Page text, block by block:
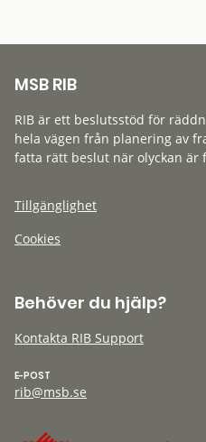
MSB RIB
RIB är ett beslutsstöd för
hela vägen från planering av
fatta rätt beslut när olyckan är
Tillgänglighet
Cookies
Behöver du hjälp?
Kontakta RIB Support
E-POST
rib@msb.se